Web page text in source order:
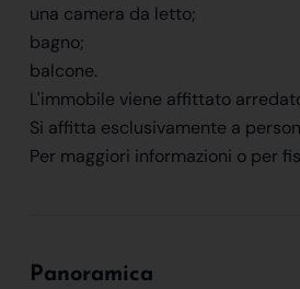
una camera da letto;
bagno;
balcone.
L'immobile viene affittato
Si affitta esclusivamente a
Per maggiori informazioni o per
Panoramica